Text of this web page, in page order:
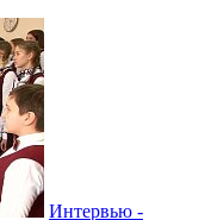
Интервью -